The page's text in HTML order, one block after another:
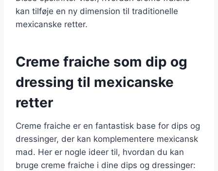
kan tilføje en ny dimension til traditionelle
mexicanske retter.
Creme fraiche som dip og
dressing til mexicanske
retter
Creme fraiche er en fantastisk base for dips og
dressinger, der kan komplementere mexicansk
mad. Her er nogle ideer til, hvordan du kan
bruge creme fraiche i dine dips og dressinger: